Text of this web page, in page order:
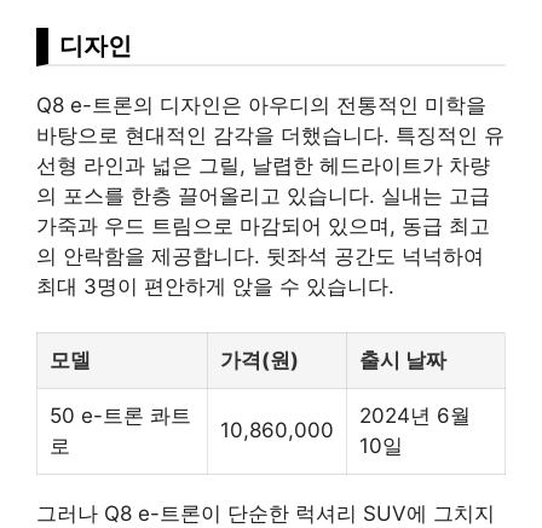
디자인
Q8 e-트론의 디자인은 아우디의 전통적인 미학을
바탕으로 현대적인 감각을 더했습니다. 특징적인 유
선형 라인과 넓은 그릴, 날렵한 헤드라이트가 차량
의 포스를 한층 끌어올리고 있습니다. 실내는 고급
가죽과 우드 트림으로 마감되어 있으며, 동급 최고
의 안락함을 제공합니다. 뒷좌석 공간도 넉넉하여
최대 3명이 편안하게 앉을 수 있습니다.
모델 가격(원) 출시 날짜
50 e-트론 콰트
로
10,860,000
2024년 6월
10일
그러나 Q8 e-트론이 단순한 럭셔리 SUV에 그치지